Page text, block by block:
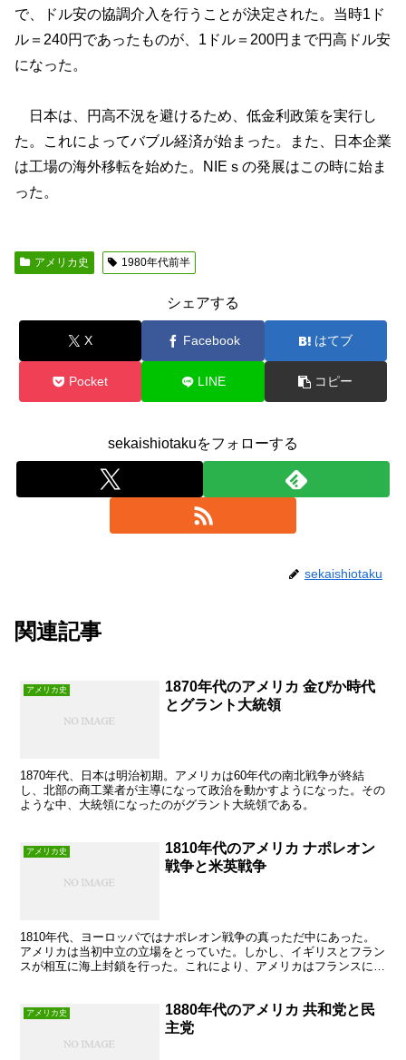
で、ドル安の協調介入を行うことが決定された。当時1ド
ル＝240円であったものが、1ドル＝200円まで円高ドル安
になった。
日本は、円高不況を避けるため、低金利政策を実行し
た。これによってバブル経済が始まった。また、日本企業
は工場の海外移転を始めた。NIEｓの発展はこの時に始ま
った。
アメリカ史 1980年代前半
シェアする
X Facebook はてブ
Pocket LINE コピー
sekaishiotakuをフォローする
sekaishiotaku
関連記事
アメリカ史
1870年代のアメリカ 金ぴか時代
とグラント大統領
1870年代、日本は明治初期。アメリカは60年代の南北戦争が終結
し、北部の商工業者が主導になって政治を動かすようになった。その
ような中、大統領になったのがグラント大統領である。
アメリカ史
1810年代のアメリカ ナポレオン
戦争と米英戦争
1810年代、ヨーロッパではナポレオン戦争の真っただ中にあった。
アメリカは当初中立の立場をとっていた。しかし、イギリスとフラン
スが相互に海上封鎖を行った。これにより、アメリカはフランスに物
アメリカ史
1880年代のアメリカ 共和党と民
主党